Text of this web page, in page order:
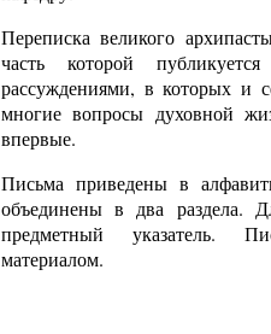
Переписка великого
часть которой
рассуждениями, в которых и
многие вопросы духовной
впервые.
Письма приведены в
объединены в два раздела.
предметный указатель.
материалом.